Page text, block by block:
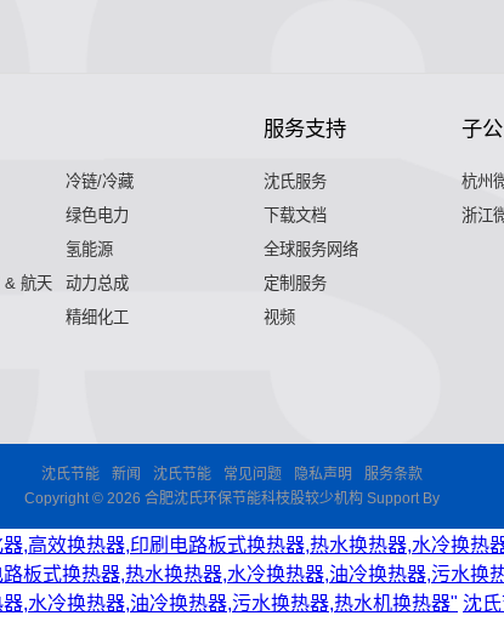
冷链/冷藏
绿色电力
氢能源
& 航天
动力总成
精细化工
服务支持
沈氏服务
下载文档
全球服务网络
定制服务
视频
子
杭州
浙江
沈氏节能 新闻 沈氏节能 常见问题 隐私声明
服务条款
Copyright © 2026 合肥沈氏环保节能科枝股较少机构 Support By
,高效换热器,印刷电路板式换热器,热水换热器,水冷换热
板式换热器,热水换热器,水冷换热器,油冷换热器,污水换
,水冷换热器,油冷换热器,污水换热器,热水机换热器" 沈